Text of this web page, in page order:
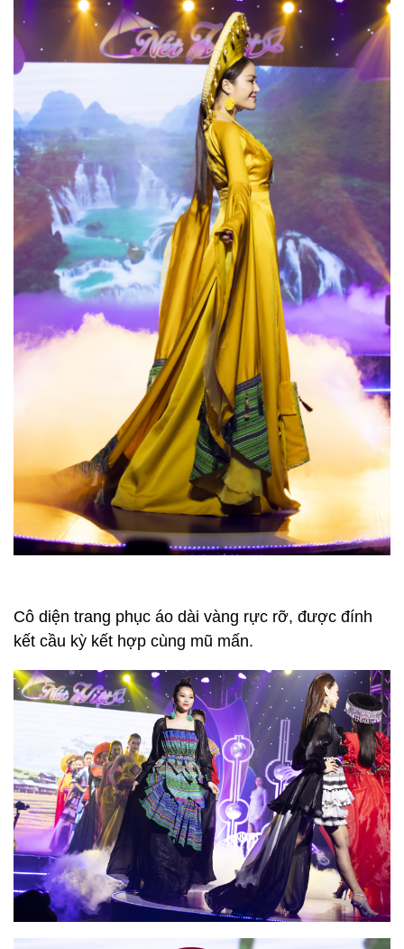
Cô diện trang phục áo dài vàng rực rỡ, được đính
kết cầu kỳ kết hợp cùng mũ mấn.